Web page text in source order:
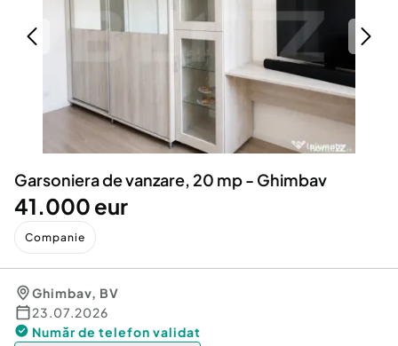
Servicii
Animale de companie
Afaceri și echipamente profesionale
Inchiriere Bunuri si Vehicule
Utilaje agricole si industriale
Piese auto si accesorii
Dacia Duster
Garsoniera de vanzare, 20 mp - Ghimbav
41.000 eur
Companie
Ghimbav, BV
23.07.2026
Număr de telefon validat